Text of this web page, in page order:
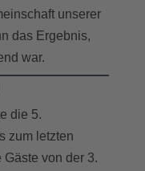
unserer
das Ergebnis,
war.
die 5.
zum letzten
von der 3.